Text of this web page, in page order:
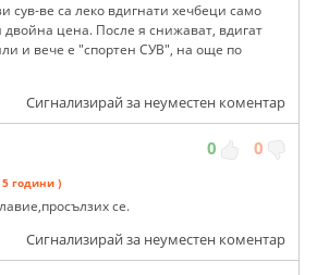
сув-ве са леко вдигнати хечбеци само
двойна цена. После я снижават, вдигат
и вече е "спортен СУВ", на още по
Сигнализирай за неуместен коментар
0 0
години )
се.
Сигнализирай за неуместен коментар